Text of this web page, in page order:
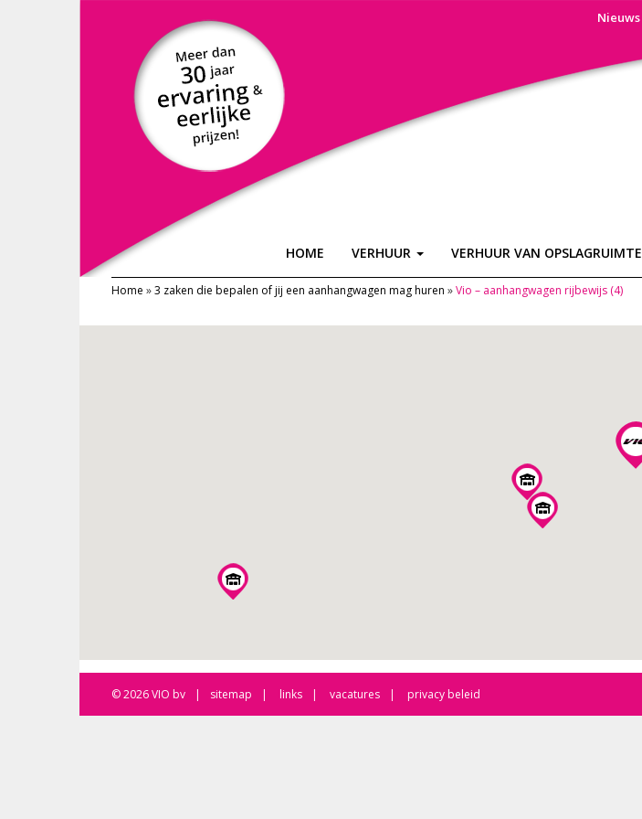
Nieuws
HOME VERHUUR VERHUUR VAN OPSLAGRUIMTE
Home »3 zaken die bepalen of jij een aanhangwagen mag huren »Vio – aanhangwagen rijbewijs (4)
© 2026 VIO bv sitemap links vacatures privacy beleid